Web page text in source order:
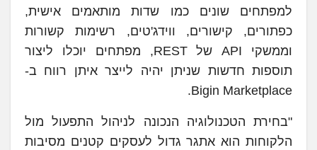
למפתחים שונים כמו שדות מותאמים אישית,
כפתורים, קישורים, ווידג'טים, רשימות קשורות
וממשקי API של REST, מפתחים יוכלו ליצור
תוספות חדשות שניתן יהיה לייצר איתן רווח ב-
Bigin Marketplace.
"בחירת הטכנולוגיה הנכונה לניהול התפעול מול
הלקוחות הוא אתגר גדול לעסקים קטנים מסיבות